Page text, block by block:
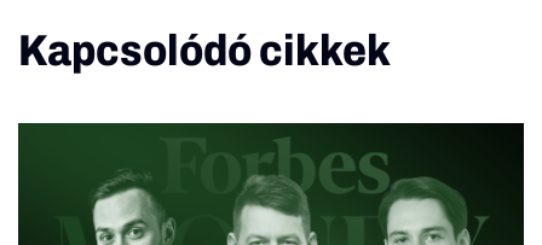
Kapcsolódó cikkek